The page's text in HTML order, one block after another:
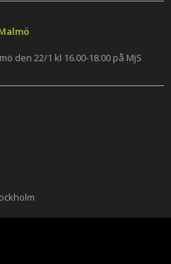
den 22/1 kl 16.00-18.00 på MjS